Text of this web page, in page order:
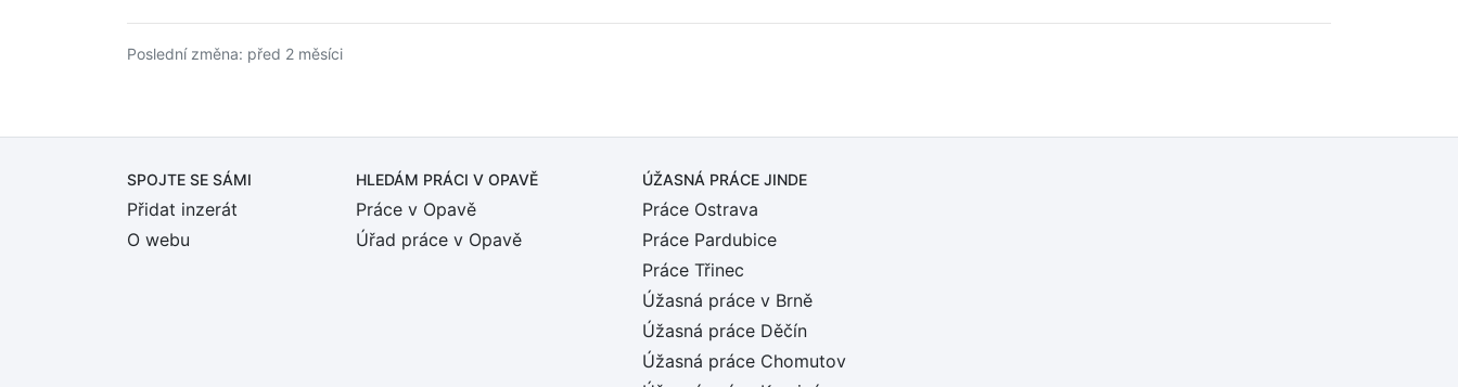
Poslední změna: před 2 měsíci
SPOJTE SE SÁMI
Přidat inzerát
O webu
HLEDÁM PRÁCI V OPAVĚ
Práce v Opavě
Úřad práce v Opavě
ÚŽASNÁ PRÁCE JINDE
Práce Ostrava
Práce Pardubice
Práce Třinec
Úžasná práce v Brně
Úžasná práce Děčín
Úžasná práce Chomutov